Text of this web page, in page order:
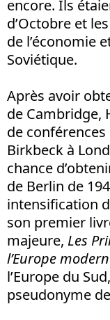
encore. Ils
d’Octobre et
de l’économie
Soviétique.
Après avoir
de Cambridge,
de conférences
Birkbeck à
chance
de Berlin de
intensification
son premier
majeure, Les
l’Europe
l’Europe du
pseudonyme